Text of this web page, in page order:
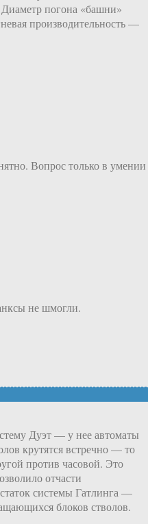
погона «башни»
производительность —
Вопрос только в умении
не шмогли.
Дуэт — у нее автоматы
крутятся встречно — то
против часовой. Это
отчасти
системы Гатлинга —
блоков стволов.